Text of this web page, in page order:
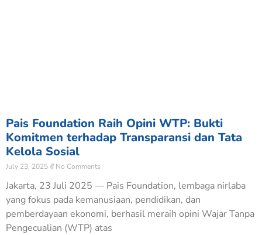
Pais Foundation Raih Opini WTP: Bukti
Komitmen terhadap Transparansi dan Tata
Kelola Sosial
July 23, 2025 No Comments
Jakarta, 23 Juli 2025 — Pais Foundation, lembaga nirlaba
yang fokus pada kemanusiaan, pendidikan, dan
pemberdayaan ekonomi, berhasil meraih opini Wajar Tanpa
Pengecualian (WTP) atas